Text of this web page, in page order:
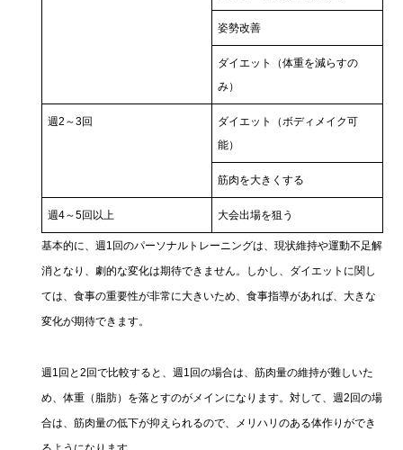
姿勢改善
ダイエット（体重を減らすの
み）
週2～3回
ダイエット（ボディメイク可
能）
筋肉を大きくする
週4～5回以上 大会出場を狙う
基本的に、週1回のパーソナルトレーニングは、現状維持や運動不足解
消となり、劇的な変化は期待できません。しかし、ダイエットに関し
ては、食事の重要性が非常に大きいため、食事指導があれば、大きな
変化が期待できます。
週1回と2回で比較すると、週1回の場合は、筋肉量の維持が難しいた
め、体重（脂肪）を落とすのがメインになります。対して、週2回の場
合は、筋肉量の低下が抑えられるので、メリハリのある体作りができ